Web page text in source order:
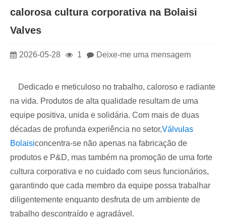
calorosa cultura corporativa na Bolaisi
Valves
2026-05-28 1 Deixe-me uma mensagem
Dedicado e meticuloso no trabalho, caloroso e radiante
na vida. Produtos de alta qualidade resultam de uma
equipe positiva, unida e solidária. Com mais de duas
décadas de profunda experiência no setor,Válvulas
Bolaisiconcentra-se não apenas na fabricação de
produtos e P&D, mas também na promoção de uma forte
cultura corporativa e no cuidado com seus funcionários,
garantindo que cada membro da equipe possa trabalhar
diligentemente enquanto desfruta de um ambiente de
trabalho descontraído e agradável.